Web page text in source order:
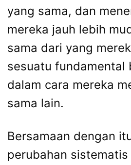
yang sama, dan
mereka jauh lebih
sama dari yang
sesuatu fundamental
dalam cara mereka
sama lain.
Bersamaan dengan
perubahan